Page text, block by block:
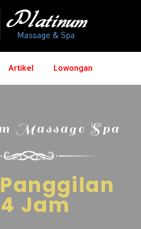
Artikel Lowongan
Massage Spa
Jam